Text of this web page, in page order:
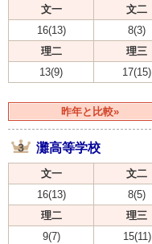
文一 文二
16(13)
8(3)
理二
理三
13(9)
17(15)
昨年と比較»
灘高等学校
文一 文二
16(13)
8(5)
理二
理三
9(7)
15(11)